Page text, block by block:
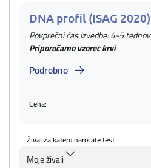
DNA profil (ISAG 2020)
Povprečni čas izvedbe: 4-5 tednov
Priporočamo vzorec krvi
Podrobno
Cena:
Žival za katero naročate test
Moje živali